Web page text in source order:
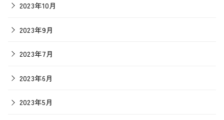
2023年10月
2023年9月
2023年7月
2023年6月
2023年5月